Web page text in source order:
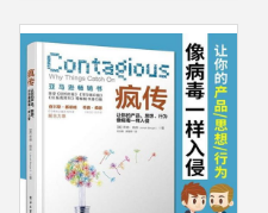
为例的线下活动推
广策划